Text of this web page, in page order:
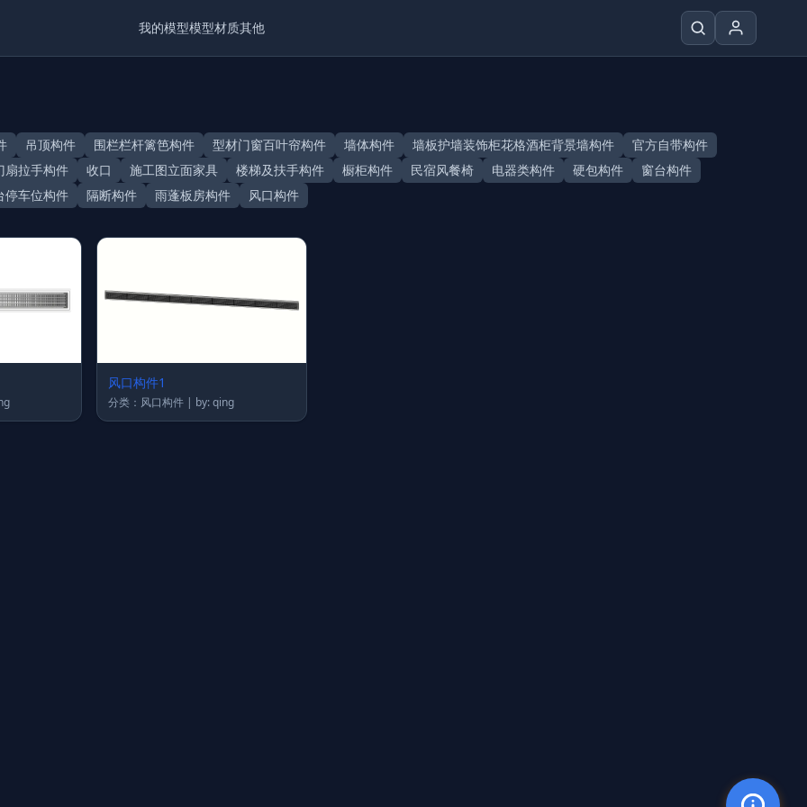
我的模型模型材质其他
吊顶构件 围栏栏杆篱笆构件 型材门窗百叶帘构件 墙体构件 墙板护墙装饰柜花格酒柜背景墙构件
官方自带构件
扇拉手构件 收口 施工图立面家具 楼梯及扶手构件 橱柜构件 民宿风餐椅 电器类构件 硬包构件
窗台构件
停车位构件 隔断构件 雨蓬板房构件 风口构件
qing
风口构件1
分类：风口构件 | by: qing